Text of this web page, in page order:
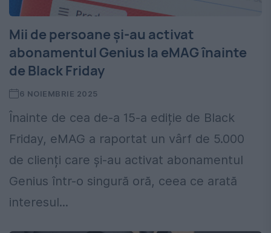
Mii de persoane și-au activat
abonamentul Genius la eMAG înainte
de Black Friday
6 NOIEMBRIE 2025
Înainte de cea de-a 15-a ediție de Black
Friday, eMAG a raportat un vârf de 5.000
de clienți care și-au activat abonamentul
Genius într-o singură oră, ceea ce arată
interesul...